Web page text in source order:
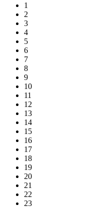
1
2
3
4
5
6
7
8
9
10
11
12
13
14
15
16
17
18
19
20
21
22
23